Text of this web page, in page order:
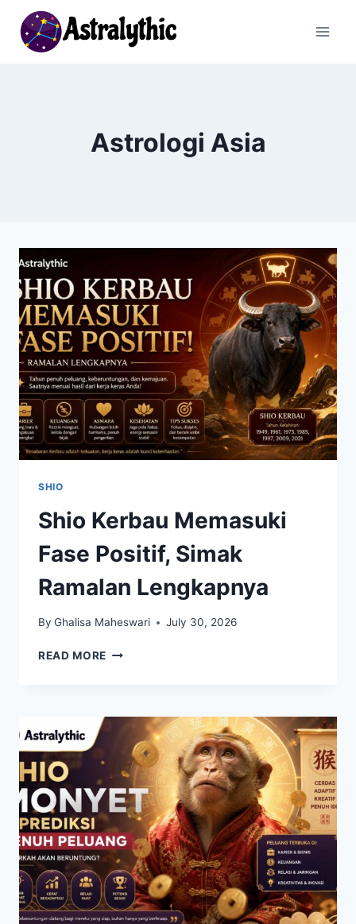
content
Astrologi Asia
SHIO
Shio Kerbau Memasuki
Fase Positif, Simak
Ramalan Lengkapnya
By Ghalisa Maheswari July 30, 2026
READ MORE SHIO
POSITIF,
RAMALAN
LENGKAPNYA